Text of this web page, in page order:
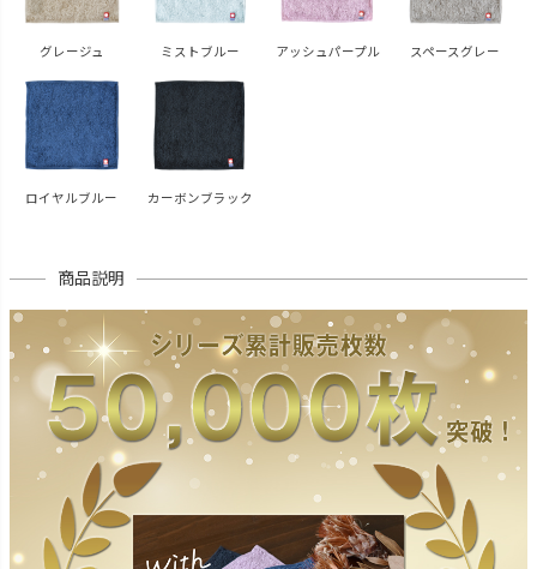
グレージュ ミストブルー アッシュパープル スペースグレー
ロイヤルブルー カーボンブラック
商品説明